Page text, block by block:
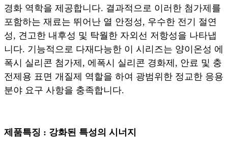
경화 역학을 제공합니다. 결과적으로 이러한 첨가제를
포함하는 재료는 뛰어난 열 안정성, 우수한 전기 절연
성, 견고한 내후성 및 탁월한 자외선 저항성을 나타냅
니다. 기능적으로 다재다능한 이 시리즈는 양이온성 에
폭시 실리콘 첨가제, 에폭시 실리콘 경화제, 안료 및 충
전제용 표면 개질제 역할을 하여 광범위한 정교한 응용
분야 요구 사항을 충족합니다.
제품특징 : 강화된 특성의 시너지